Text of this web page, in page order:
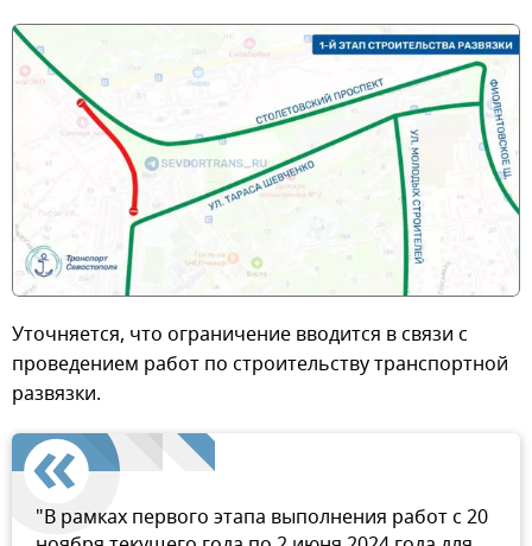
Уточняется, что ограничение вводится в связи с
проведением работ по строительству транспортной
развязки.
"В рамках первого этапа выполнения работ с 20